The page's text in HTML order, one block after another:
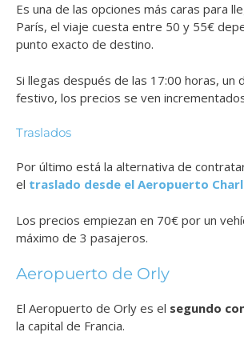
Es una de las opciones más caras para
París, el viaje cuesta entre 50 y 55€
punto exacto de destino.
Si llegas después de las 17:00 horas, un
festivo, los precios se ven
Traslados
Por último está la alternativa de
el traslado desde el Aeropuerto
Los precios empiezan en 70€ por un
máximo de 3 pasajeros.
Aeropuerto de Orly
El Aeropuerto de Orly es el segundo
la capital de Francia.